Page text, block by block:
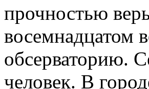
прочностью
восемнадцатом
обсерваторию.
человек. В